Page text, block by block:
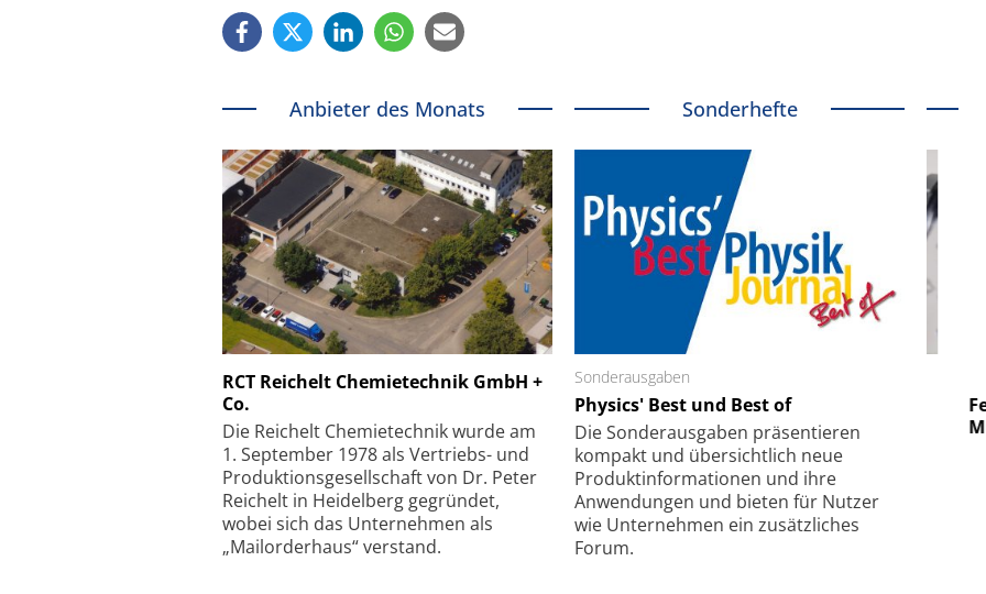
Anbieter des Monats
RCT Reichelt Chemietechnik GmbH +
Co.
Die Reichelt Chemietechnik wurde am
1. September 1978 als Vertriebs- und
Produktionsgesellschaft von Dr. Peter
Reichelt in Heidelberg gegründet,
wobei sich das Unternehmen als
„Mailorderhaus“ verstand.
Sonderhefte
Sonderausgaben
Physics' Best und Best of
Die Sonder­ausgaben präsentieren
kompakt und übersichtlich neue
Produkt­informationen und ihre
Anwendungen und bieten für Nutzer
wie Unternehmen ein zusätzliches
Forum.
Schäfter + Kirchhoff GmbH
Feinfokussierungsmechanismus
Elektronenmikroskopie auf
kleinstem Raum